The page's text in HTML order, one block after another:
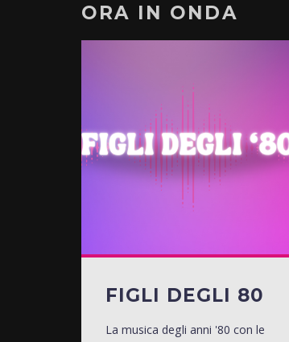
ORA IN ONDA
FIGLI DEGLI 80
La musica degli anni '80 con le